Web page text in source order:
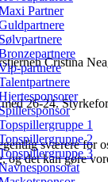
Partner
Sølvpartnere
partnere
Spillersponsor
1
2
3
Cristina
26-24.
sværere for
det kan gøre